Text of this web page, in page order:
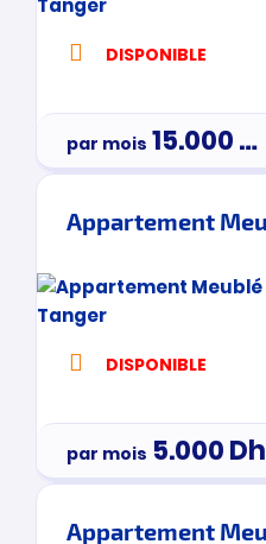
DISPONIBLE
par mois 15.000Dh
DISPONIBLE
par mois 5.000Dh